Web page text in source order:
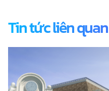
Tin tức liên quan